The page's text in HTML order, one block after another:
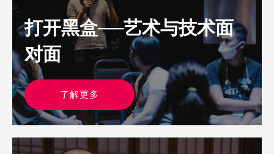
打开黑盒──艺术与技术面
对面
了解更多